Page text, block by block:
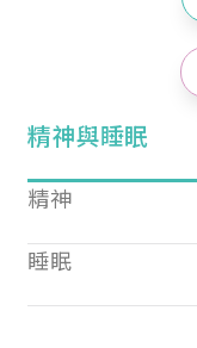
精神與睡眠
精神
睡眠